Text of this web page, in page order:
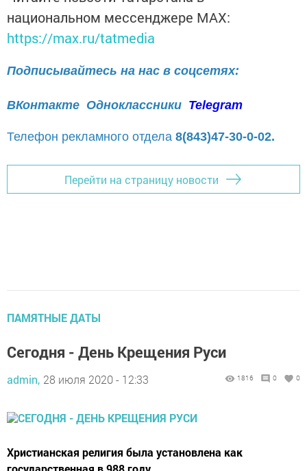
национальном мессенджере MАХ:
https://max.ru/tatmedia
Подписывайтесь на нас в соцсетях:
ВКонтакте Одноклассники Telegram
Телефон рекламного отдела 8(843)47-30-0-02.
Перейти на страницу новости
ПАМЯТНЫЕ ДАТЫ
Сегодня - День Крещения Руси
admin, 28 июля 2020 - 12:33 1816 0 0
Христианская религия была установлена как